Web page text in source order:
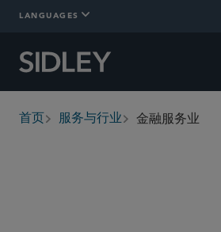
LANGUAGES
breadcrumbs
首页 服务与行业 金融服务业